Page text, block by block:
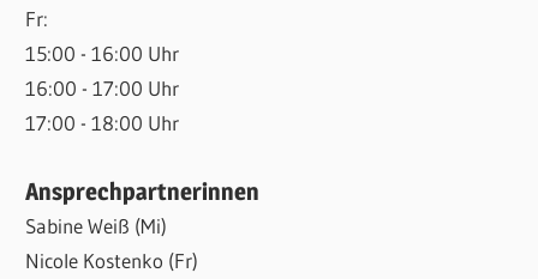
Fr:
15:00 - 16:00 Uhr
16:00 - 17:00 Uhr
17:00 - 18:00 Uhr
Ansprechpartnerinnen
Sabine Weiß (Mi)
Nicole Kostenko (Fr)